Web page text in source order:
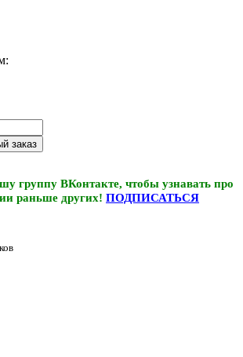
заказ
группу ВКонтакте, чтобы узнавать про
раньше других! ПОДПИСАТЬСЯ